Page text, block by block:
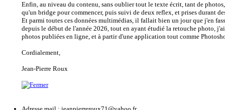
Enfin, au niveau du contenu, sans oublier tout le texte écrit, tant de
qu'un bridge pour commencer, puis suivi de deux reflex, et prises durant
Et parmi toutes ces données multimédias, il fallait bien un jour que j'en
depuis le début de l'année 2026, tout en ayant étudié la retouche photo,
photos publiées en ligne, et à partir d'une application tout comme
Cordialement,
Jean-Pierre Roux